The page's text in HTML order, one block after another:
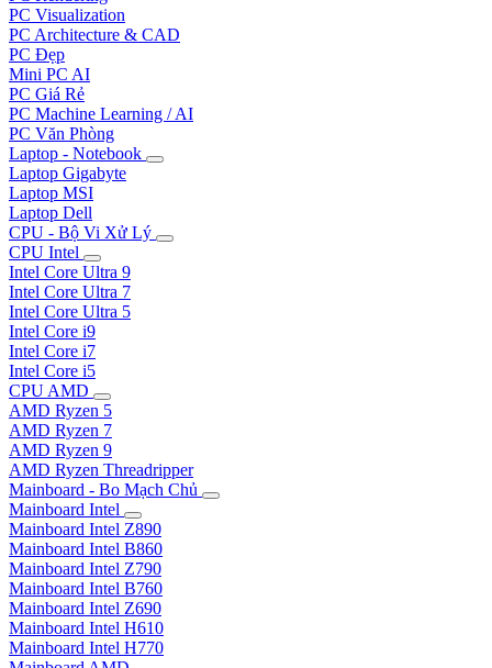
PC Visualization
PC Architecture & CAD
PC Đẹp
Mini PC AI
PC Giá Rẻ
PC Machine Learning / AI
PC Văn Phòng
Laptop - Notebook
Laptop Gigabyte
Laptop MSI
Laptop Dell
CPU - Bộ Vi Xử Lý
CPU Intel
Intel Core Ultra 9
Intel Core Ultra 7
Intel Core Ultra 5
Intel Core i9
Intel Core i7
Intel Core i5
CPU AMD
AMD Ryzen 5
AMD Ryzen 7
AMD Ryzen 9
AMD Ryzen Threadripper
Mainboard - Bo Mạch Chủ
Mainboard Intel
Mainboard Intel Z890
Mainboard Intel B860
Mainboard Intel Z790
Mainboard Intel B760
Mainboard Intel Z690
Mainboard Intel H610
Mainboard Intel H770